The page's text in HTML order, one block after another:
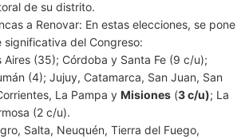
de su distrito.
a Renovar: En estas elecciones, se pone
significativa del Congreso:
Aires (35); Córdoba y Santa Fe (9 c/u);
(4); Jujuy, Catamarca, San Juan, San
La Pampa y Misiones (3 c/u); La
(2 c/u).
Salta, Neuquén, Tierra del Fuego,